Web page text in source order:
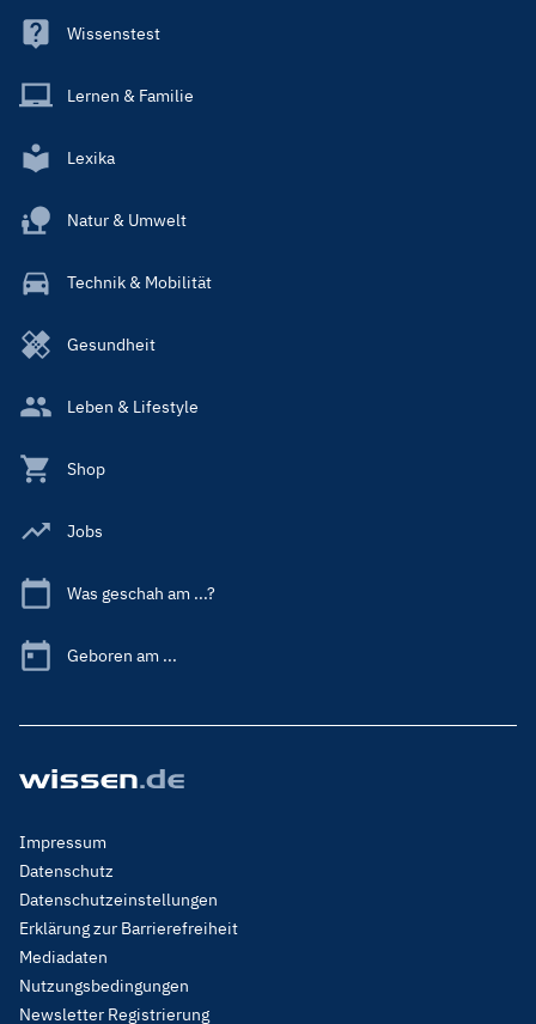
Wissenstest
Lernen & Familie
Lexika
Natur & Umwelt
Technik & Mobilität
Gesundheit
Leben & Lifestyle
Shop
Jobs
Was geschah am ...?
Geboren am ...
Footer
Menu
Legal
Impressum
Datenschutz
Datenschutzeinstellungen
Erklärung zur Barrierefreiheit
Mediadaten
Nutzungsbedingungen
Newsletter Registrierung